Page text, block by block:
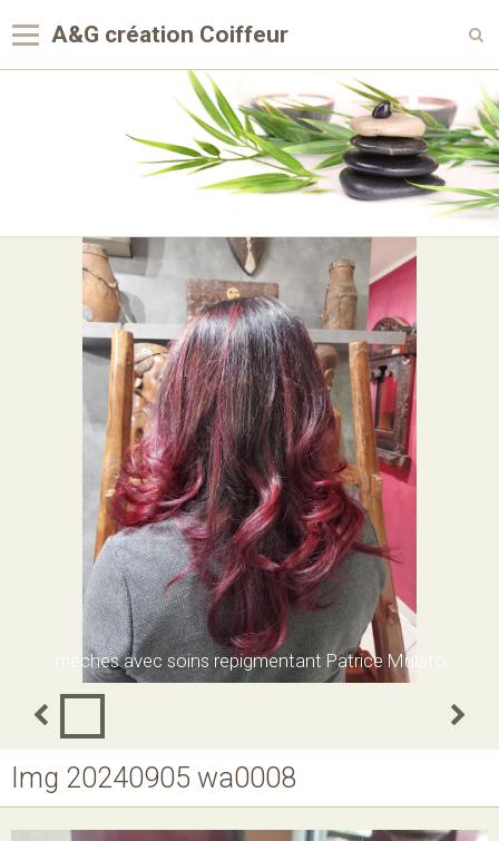
A&G création Coiffeur
mèches avec soins repigmentant Patrice Mulato
Img 20240905 wa0008